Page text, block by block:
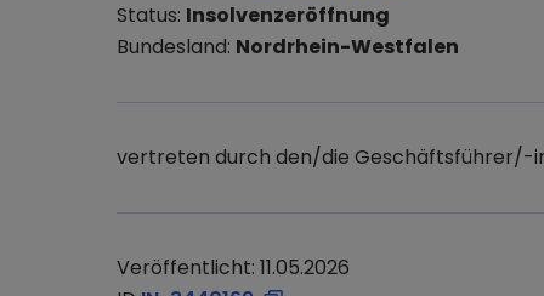
Status: Insolvenzeröffnung
Bundesland: Nordrhein-Westfalen
vertreten durch den/die Geschäftsführer/-
Veröffentlicht: 11.05.2026